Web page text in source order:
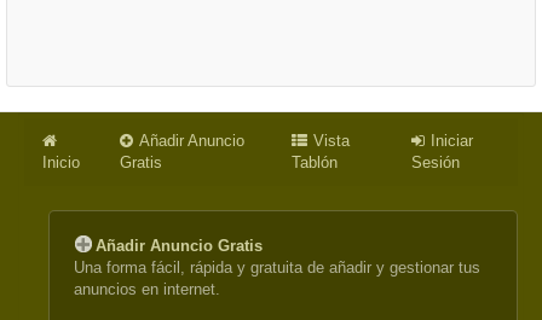
Inicio
Añadir Anuncio
Gratis
Vista
Tablón
Iniciar
Sesión
Añadir Anuncio Gratis
Una forma fácil, rápida y gratuita de añadir y gestionar tus
anuncios en internet.